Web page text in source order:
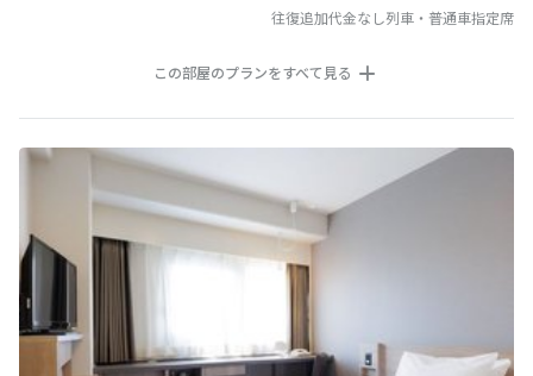
往復追加代金なし列車・普通車指定席
この部屋のプランをすべて見る